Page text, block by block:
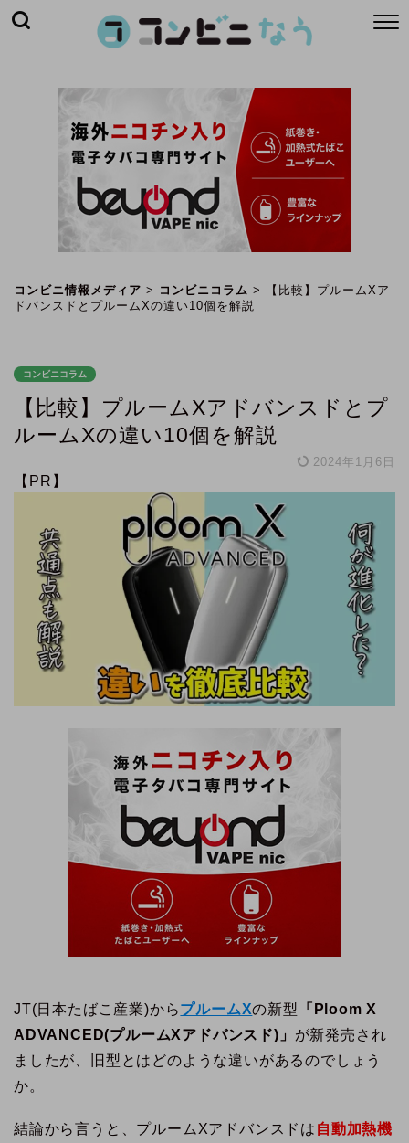
コンビニ情報メディア > コンビニコラム >
【比較】プルームXア
ドバンスドとプルームXの違い10個を解説
コンビニコラム
【比較】プルームXアドバンスドとプ
ルームXの違い10個を解説
2024年1月6日
【PR】
JT(日本たばこ産業)からプルームXの新型
「Ploom X
ADVANCED(プルームXアドバンスド)」 が新発売され
ましたが、旧型とはどのような違いがあるのでしょう
か。
結論から言うと、プルームXアドバンスドは 自動加熱機